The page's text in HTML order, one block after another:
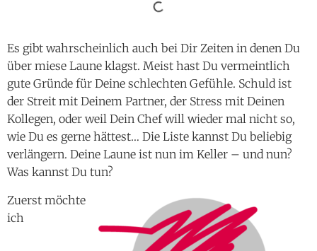
Es gibt wahrscheinlich auch bei Dir Zeiten in denen Du
über miese Laune klagst. Meist hast Du vermeintlich
gute Gründe für Deine schlechten Gefühle. Schuld ist
der Streit mit Deinem Partner, der Stress mit Deinen
Kollegen, oder weil Dein Chef will wieder mal nicht so,
wie Du es gerne hättest… Die Liste kannst Du beliebig
verlängern. Deine Laune ist nun im Keller – und nun?
Was kannst Du tun?
Zuerst möchte
ich